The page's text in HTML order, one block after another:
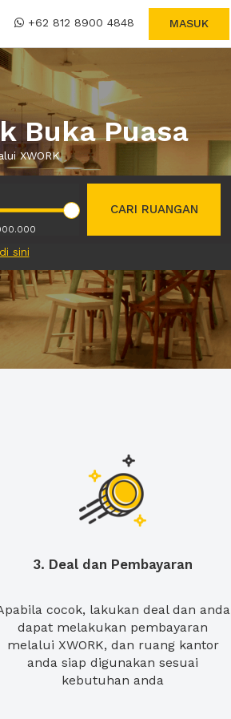
+62 812 8900 4848 MASUK
Buka Puasa
XWORK
CARI RUANGAN
sini
3. Deal dan Pembayaran
cocok, lakukan deal dan anda
dapat melakukan pembayaran
melalui XWORK, dan ruang kantor
anda siap digunakan sesuai
kebutuhan anda